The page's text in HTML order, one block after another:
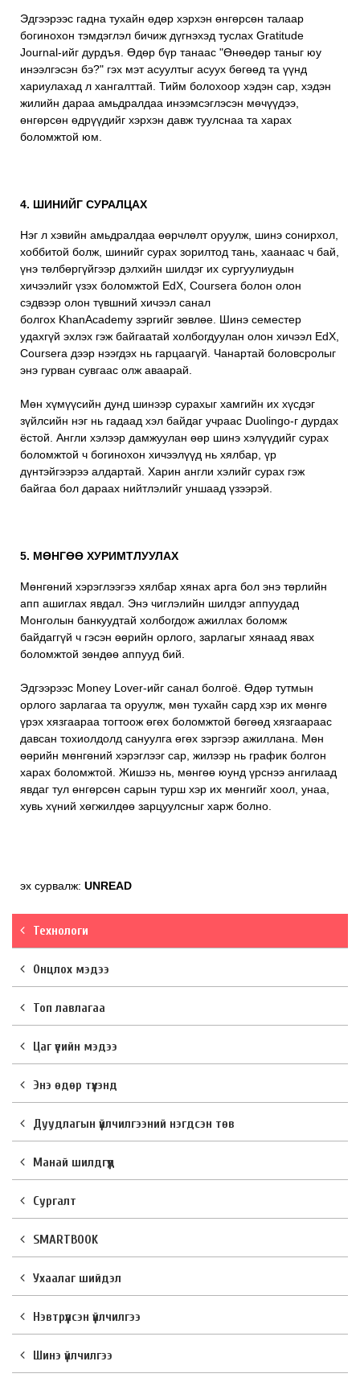
Эдгээрээс гадна тухайн өдөр хэрхэн өнгөрсөн талаар
богинохон тэмдэглэл бичиж дүгнэхэд туслах Gratitude
Journal-ийг дурдъя. Өдөр бүр танаас "Өнөөдөр таныг юу
инээлгэсэн бэ?" гэх мэт асуултыг асуух бөгөөд та үүнд
хариулахад л хангалттай. Тийм болохоор хэдэн сар, хэдэн
жилийн дараа амьдралдаа инээмсэглэсэн мөчүүдээ,
өнгөрсөн өдрүүдийг хэрхэн давж туулснаа та харах
боломжтой юм.
4. ШИНИЙГ СУРАЛЦАХ
Нэг л хэвийн амьдралдаа өөрчлөлт оруулж, шинэ сонирхол,
хоббитой болж, шинийг сурах зорилтод тань, хаанаас ч бай,
үнэ төлбөргүйгээр дэлхийн шилдэг их сургуулиудын
хичээлийг үзэх боломжтой EdX, Coursera болон олон
сэдвээр олон түвшний хичээл санал
болгох KhanAcademy зэргийг зөвлөе. Шинэ семестер
удахгүй эхлэх гэж байгаатай холбогдуулан олон хичээл EdX,
Coursera дээр нээгдэх нь гарцаагүй. Чанартай боловсролыг
энэ гурван сувгаас олж аваарай.
Мөн хүмүүсийн дунд шинээр сурахыг хамгийн их хүсдэг
зүйлсийн нэг нь гадаад хэл байдаг учраас Duolingo-г дурдах
ёстой. Англи хэлээр дамжуулан өөр шинэ хэлүүдийг сурах
боломжтой ч богинохон хичээлүүд нь хялбар, үр
дүнтэйгээрээ алдартай. Харин англи хэлийг сурах гэж
байгаа бол дараах нийтлэлийг уншаад үзээрэй.
5. МӨНГӨӨ ХУРИМТЛУУЛАХ
Мөнгөний хэрэглээгээ хялбар хянах арга бол энэ төрлийн
апп ашиглах явдал. Энэ чиглэлийн шилдэг аппуудад
Монголын банкуудтай холбогдож ажиллах боломж
байдаггүй ч гэсэн өөрийн орлого, зарлагыг хянаад явах
боломжтой зөндөө аппууд бий.
Эдгээрээс Money Lover-ийг санал болгоё. Өдөр тутмын
орлого зарлагаа та оруулж, мөн тухайн сард хэр их мөнгө
үрэх хязгаараа тогтоож өгөх боломжтой бөгөөд хязгаараас
давсан тохиолдолд сануулга өгөх зэргээр ажиллана. Мөн
өөрийн мөнгөний хэрэглээг сар, жилээр нь график болгон
харах боломжтой. Жишээ нь, мөнгөө юунд үрснээ ангилаад
явдаг тул өнгөрсөн сарын турш хэр их мөнгийг хоол, унаа,
хувь хүний хөгжилдөө зарцуулсныг харж болно.
эх сурвалж: UNREAD
Технологи
Онцлох мэдээ
Топ лавлагаа
Цаг үеийн мэдээ
Энэ өдөр түүхэнд
Дуудлагын үйлчилгээний нэгдсэн төв
Манай шилдгүүд
Сургалт
SMARTBOOK
Ухаалаг шийдэл
Нэвтрүүлсэн үйлчилгээ
Шинэ үйлчилгээ